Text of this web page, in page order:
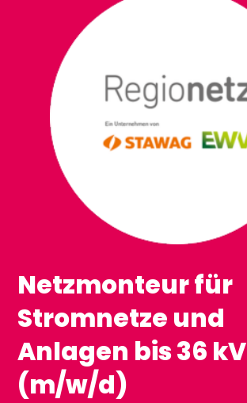
Netzmonteur für
Stromnetze und
Anlagen bis 36 kV
(m/w/d)